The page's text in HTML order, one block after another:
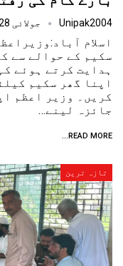
Unipak2004 جولائی 28, 2026
اسلام
سکیم کے حوالے سے
ہدایت کرتے ہوئے
اپنا گھر سکیم
کریں۔ وزیر اعظم
جائزہ لینے…
READ MORE...
تازہ ترین